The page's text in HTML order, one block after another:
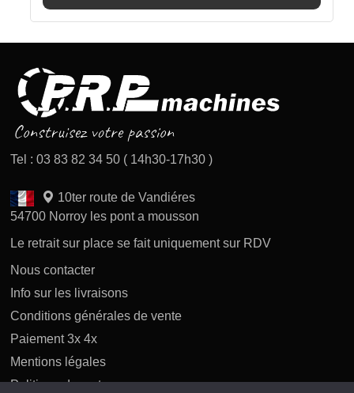
Tel : 03 83 82 34 50 ( 14h30-17h30 )
10ter route de Vandiéres
54700 Norroy les pont a mousson
Le retrait sur place se fait uniquement sur RDV
Nous contacter
Info sur les livraisons
Conditions générales de vente
Paiement 3x 4x
Mentions légales
Politique des retours